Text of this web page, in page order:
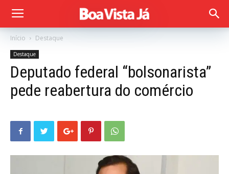
Início Destaque
Destaque
Deputado federal “bolsonarista”
pede reabertura do comércio